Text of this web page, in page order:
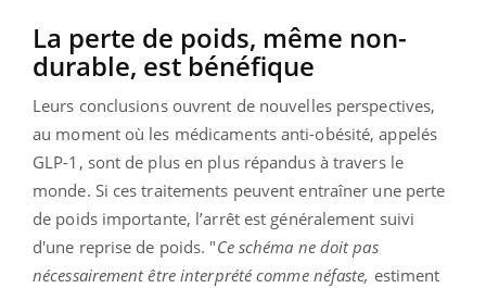
La perte de poids, même non-
durable, est bénéfique
Leurs conclusions ouvrent de nouvelles perspectives,
au moment où les médicaments anti-obésité, appelés
GLP-1, sont de plus en plus répandus à travers le
monde. Si ces traitements peuvent entraîner une perte
de poids importante, l’arrêt est généralement suivi
d'une reprise de poids. "Ce schéma ne doit pas
nécessairement être interprété comme néfaste, estiment